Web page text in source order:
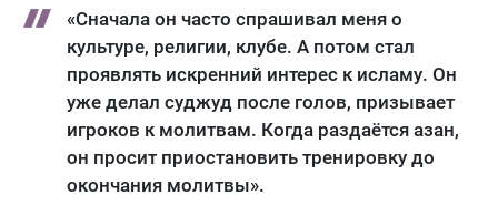
«Сначала он часто спрашивал меня о
культуре, религии, клубе. А потом стал
проявлять искренний интерес к исламу. Он
уже делал суджуд после голов, призывает
игроков к молитвам. Когда раздаётся азан,
он просит приостановить тренировку до
окончания молитвы».